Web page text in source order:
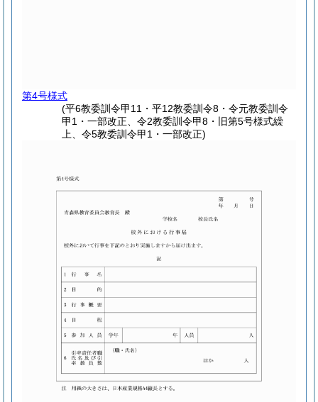
第4号様式
(平6教委訓令甲11・平12教委訓令8・令元教委訓令
甲1・一部改正、令2教委訓令甲8・旧第5号様式繰
上、令5教委訓令甲1・一部改正)